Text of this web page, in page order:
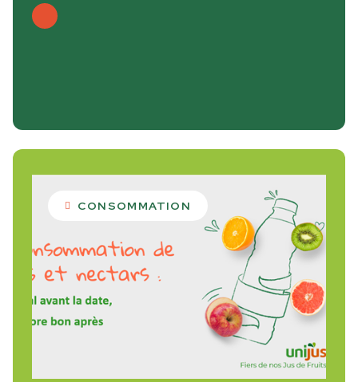
CONSOMMATION